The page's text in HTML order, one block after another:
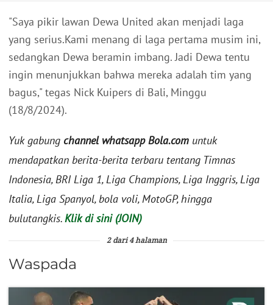
"Saya pikir lawan Dewa United akan menjadi laga
yang serius.Kami menang di laga pertama musim ini,
sedangkan Dewa beramin imbang. Jadi Dewa tentu
ingin menunjukkan bahwa mereka adalah tim yang
bagus," tegas Nick Kuipers di Bali, Minggu
(18/8/2024).
Yuk gabung channel whatsapp Bola.com untuk
mendapatkan berita-berita terbaru tentang Timnas
Indonesia, BRI Liga 1, Liga Champions, Liga Inggris, Liga
Italia, Liga Spanyol, bola voli, MotoGP, hingga
bulutangkis.Klik di sini (JOIN)
2 dari 4 halaman
Waspada